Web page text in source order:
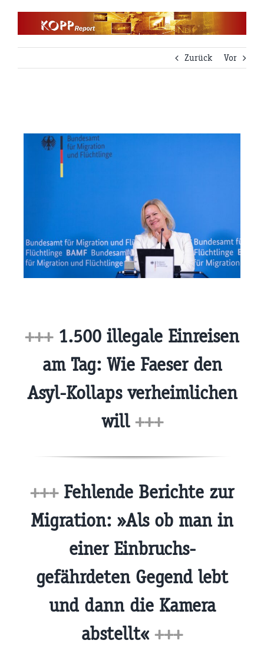
Zurück
Vor
+++1.500 illegale Einreisen
am Tag: Wie Faeser den
Asyl-Kollaps verheimlichen
will +++
+++Fehlende Berichte zur
Migration: »Als ob man in
einer Einbruchs-
gefährdeten Gegend lebt
und dann die Kamera
abstellt« +++